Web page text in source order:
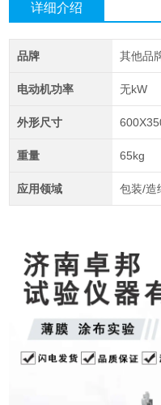
详细介绍
品牌 其他品
电动机功率 无kW
外形尺寸
重量 65kg
应用领域 包装/造